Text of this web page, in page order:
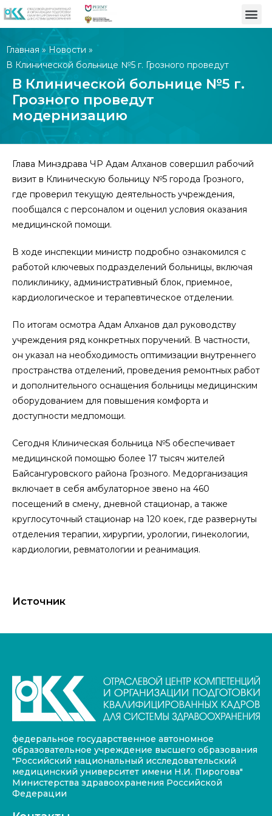
Главная » Новости »
В Клинической больнице №5 г. Грозного проведут
модернизацию
В Клинической больнице №5 г.
Грозного проведут
модернизацию
Глава Минздрава ЧР Адам Алханов совершил рабочий
визит в Клиническую больницу №5 города Грозного,
где проверил текущую деятельность учреждения,
пообщался с персоналом и оценил условия оказания
медицинской помощи.
В ходе инспекции министр подробно ознакомился с
работой ключевых подразделений больницы, включая
поликлинику, административный блок, приемное,
кардиологическое и терапевтическое отделении.
По итогам осмотра Адам Алханов дал руководству
учреждения ряд конкретных поручений. В частности,
он указал на необходимость оптимизации внутреннего
пространства отделений, проведения ремонтных работ
и дополнительного оснащения больницы медицинским
оборудованием для повышения комфорта и
доступности медпомощи.
Сегодня Клиническая больница №5 обеспечивает
медицинской помощью более 17 тысяч жителей
Байсангуровского района Грозного. Медорганизация
включает в себя амбулаторное звено на 460
посещений в смену, дневной стационар, а также
круглосуточный стационар на 120 коек, где развернуты
отделения терапии, хирургии, урологии, гинекологии,
кардиологии, ревматологии и реанимация.
Источник
федеральное государственное автономное
образовательное учреждение высшего образования
"Российский национальный исследовательский
медицинский университет имени Н.И. Пирогова"
Министерства здравоохранения Российской
Федерации